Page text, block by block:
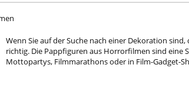
Wenn Sie auf der Suche nach einer Dekoration
richtig. Die Pappfiguren aus Horrorfilmen sind eine
Mottopartys, Filmmarathons oder in Film-Gadget-